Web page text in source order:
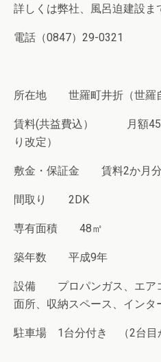
詳しくは弊社、風呂迫建設ま
電話（0847）29-0321
所在地 世羅町井折（世羅自
賃料(共益費込） 月額
り改定）
敷金・保証金 賃料2か月分
間取り 2DK
専有面積 48㎡
築年数 平成9年
設備 プロパンガス、エア
面所、収納スペース、インタ
駐車場 1台分付き （2台目